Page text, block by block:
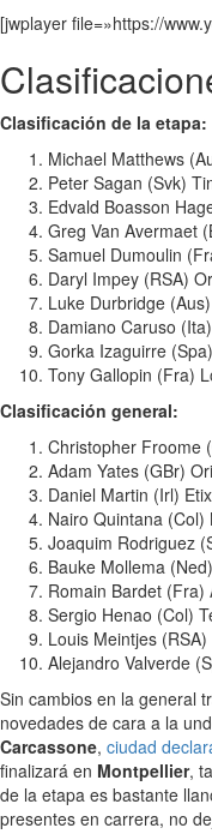
[jwplayer file=»https://
Clasificación de la etapa:
Michael Matthews
Peter Sagan (Svk)
Edvald Boasson
Greg Van Avermaet
Samuel Dumoulin
Daryl Impey (RSA)
Luke Durbridge
Damiano Caruso
Gorka Izaguirre
Tony Gallopin (Fra)
Clasificación general:
Christopher Froome
Adam Yates (GBr)
Daniel Martin (Irl)
Nairo Quintana
Joaquim Rodriguez
Bauke Mollema
Romain Bardet (Fra)
Sergio Henao (Col)
Louis Meintjes
Alejandro Valverde
Sin cambios en la general
novedades de cara a la
Carcassone, ciudad
finalizará en Montpellier,
de la etapa es bastante
presentes en carrera, no